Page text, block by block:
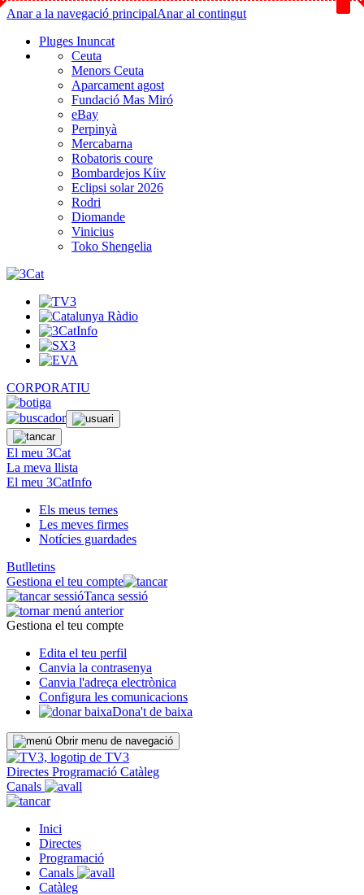
Anar a la navegació principalAnar al contingut
Pluges Inuncat
Ceuta
Menors Ceuta
Aparcament agost
Fundació Mas Miró
eBay
Perpinyà
Mercabarna
Robatoris coure
Bombardejos Kíiv
Eclipsi solar 2026
Rodri
Diomande
Vinicius
Toko Shengelia
CORPORATIU
El meu 3Cat
La meva llista
El meu 3CatInfo
Els meus temes
Les meves firmes
Notícies guardades
Butlletins
Gestiona el teu compte
Tanca sessió
Gestiona el teu compte
Edita el teu perfil
Canvia la contrasenya
Canvia l'adreça electrònica
Configura les comunicacions
Dona't de baixa
Obrir menu de navegació
Directes Programació Catàleg
Canals
Inici
Directes
Programació
Canals
Catàleg